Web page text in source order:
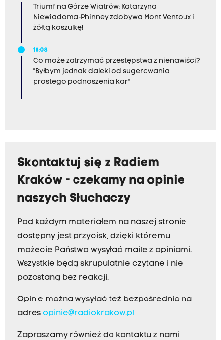
Triumf na Górze Wiatrów: Katarzyna
Niewiadoma-Phinney zdobywa Mont Ventoux i
żółtą koszulkę!
18:08
Co może zatrzymać przestępstwa z nienawiści?
"Byłbym jednak daleki od sugerowania
prostego podnoszenia kar"
Skontaktuj się z Radiem
Kraków - czekamy na opinie
naszych Słuchaczy
Pod każdym materiałem na naszej stronie
dostępny jest przycisk, dzięki któremu
możecie Państwo wysyłać maile z opiniami.
Wszystkie będą skrupulatnie czytane i nie
pozostaną bez reakcji.
Opinie można wysyłać też bezpośrednio na
adres opinie@radiokrakow.pl
Zapraszamy również do kontaktu z nami